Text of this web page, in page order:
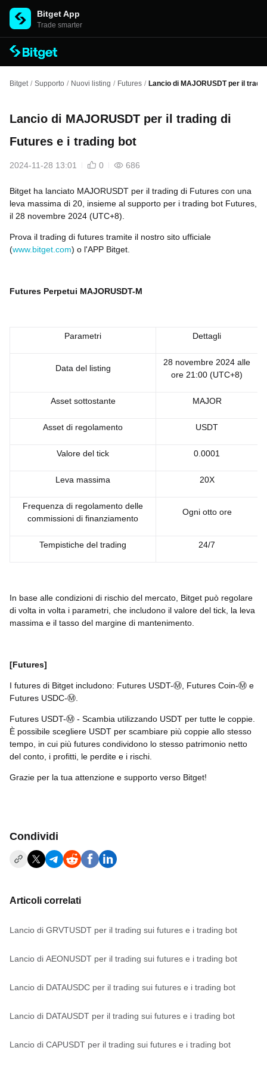
Bitget App
Trade smarter
Bitget / Supporto / Nuovi listing / Futures / Lancio di MAJORUSDT per il
Lancio di MAJORUSDT per il trading di
Futures e i trading bot
2024-11-28 13:01 0 686
Bitget ha lanciato MAJORUSDT per il trading di Futures con una
leva massima di 20, insieme al supporto per i trading bot Futures,
il 28 novembre 2024 (UTC+8).
Prova il trading di futures tramite il nostro sito ufficiale
(www.bitget.com) o l'APP Bitget.
Futures Perpetui MAJORUSDT-M
Parametri Dettagli
Data del listing
28 novembre 2024 alle
ore 21:00 (UTC+8)
Asset sottostante MAJOR
Asset di regolamento USDT
Valore del tick 0.0001
Leva massima 20X
Frequenza di regolamento delle
commissioni di finanziamento
Ogni otto ore
Tempistiche del trading 24/7
In base alle condizioni di rischio del mercato, Bitget può regolare
di volta in volta i parametri, che includono il valore del tick, la leva
massima e il tasso del margine di mantenimento.
[Futures]
I futures di Bitget includono: Futures USDT-Ⓜ️, Futures Coin-Ⓜ️ e
Futures USDC-Ⓜ️.
Futures USDT-Ⓜ️ - Scambia utilizzando USDT per tutte le coppie.
È possibile scegliere USDT per scambiare più coppie allo stesso
tempo, in cui più futures condividono lo stesso patrimonio netto
del conto, i profitti, le perdite e i rischi.
Grazie per la tua attenzione e supporto verso Bitget!
Condividi
Articoli correlati
Lancio di GRVTUSDT per il trading sui futures e i trading bot
Lancio di AEONUSDT per il trading sui futures e i trading bot
Lancio di DATAUSDC per il trading sui futures e i trading bot
Lancio di DATAUSDT per il trading sui futures e i trading bot
Lancio di CAPUSDT per il trading sui futures e i trading bot